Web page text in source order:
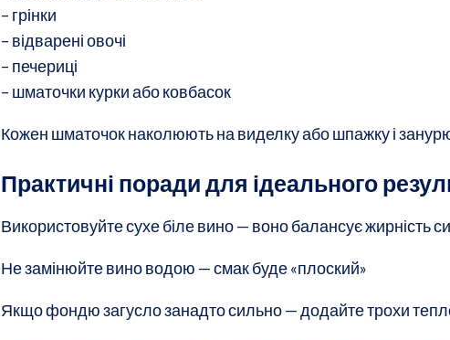
– грінки
– відварені овочі
– печериці
– шматочки курки або ковбасок
Кожен шматочок наколюють на виделку або шпажку і
Практичні поради для ідеального
Використовуйте сухе біле вино — воно балансує жирність
Не замінюйте вино водою — смак буде «плоский»
Якщо фондю загусло занадто сильно — додайте трохи